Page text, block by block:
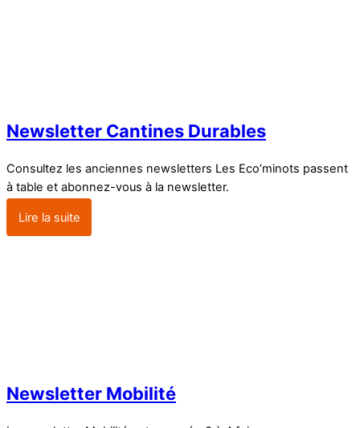
Newsletter Cantines Durables
Consultez les anciennes newsletters Les Eco’minots passent
à table et abonnez-vous à la newsletter.
Lire la suite
Newsletter Mobilité